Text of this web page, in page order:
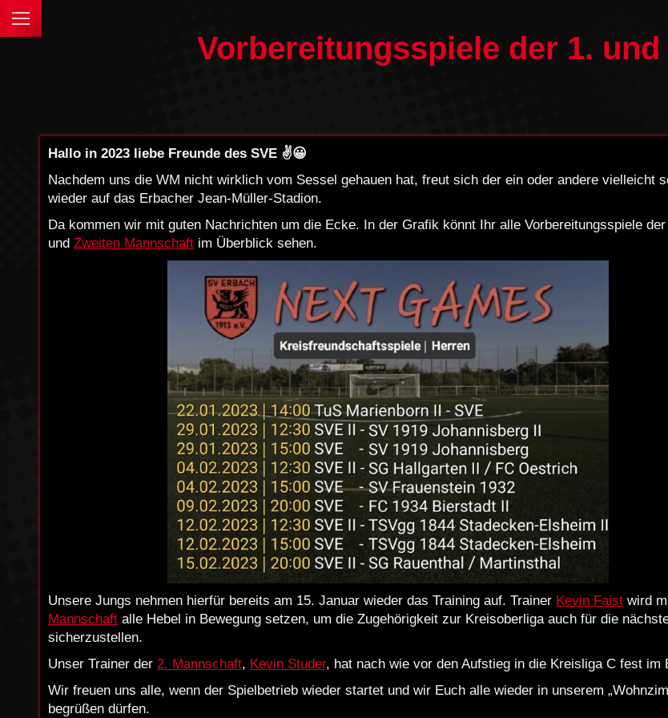
Vorbereitungsspiele der 1.
Hallo in 2023 liebe Freunde des SVE ✌️😀
Nachdem uns die WM nicht wirklich vom Sessel gehauen hat, freut sich der ein oder andere vielleicht
wieder auf das Erbacher Jean-Müller-Stadion.
Da kommen wir mit guten Nachrichten um die Ecke. In der Grafik könnt Ihr alle Vorbereitungsspiele der
und Zweiten Mannschaft im Überblick sehen.
Unsere Jungs nehmen hierfür bereits am 15. Januar wieder das Training auf. Trainer Kevin Faist wird
Mannschaft alle Hebel in Bewegung setzen, um die Zugehörigkeit zur Kreisoberliga auch für die
sicherzustellen.
Unser Trainer der 2. Mannschaft, Kevin Studer, hat nach wie vor den Aufstieg in die Kreisliga C fest im
Wir freuen uns alle, wenn der Spielbetrieb wieder startet und wir Euch alle wieder in unserem
begrüßen dürfen.